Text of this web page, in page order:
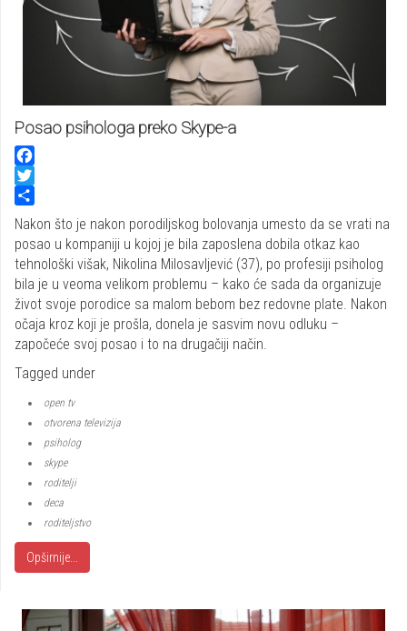
Posao psihologa preko Skype-a
Facebook
Twitter
Share
Nakon što je nakon porodiljskog bolovanja umesto da se vrati na
posao u kompaniji u kojoj je bila zaposlena dobila otkaz kao
tehnološki višak, Nikolina Milosavljević (37), po profesiji psiholog
bila je u veoma velikom problemu – kako će sada da organizuje
život svoje porodice sa malom bebom bez redovne plate. Nakon
očaja kroz koji je prošla, donela je sasvim novu odluku –
započeće svoj posao i to na drugačiji način.
Tagged under
open tv
otvorena televizija
psiholog
skype
roditelji
deca
roditeljstvo
Opširnije...